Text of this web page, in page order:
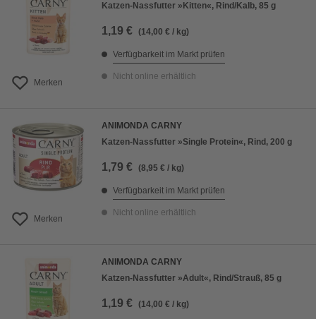
Merken
Katzen-Nassfutter »Kitten«, Rind/Kalb, 85 g
1,19 € (14,00 € / kg)
Verfügbarkeit im Markt prüfen
Nicht online erhältlich
Merken
ANIMONDA CARNY
Katzen-Nassfutter »Single Protein«, Rind, 200 g
1,79 € (8,95 € / kg)
Verfügbarkeit im Markt prüfen
Nicht online erhältlich
ANIMONDA CARNY
Katzen-Nassfutter »Adult«, Rind/Strauß, 85 g
1,19 € (14,00 € / kg)